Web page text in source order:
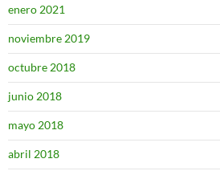
enero 2021
noviembre 2019
octubre 2018
junio 2018
mayo 2018
abril 2018